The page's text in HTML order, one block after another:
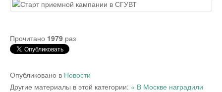
Прочитано 1979 раз
Опубликовано в Новости
Другие материалы в этой категории: « В Москве наградили